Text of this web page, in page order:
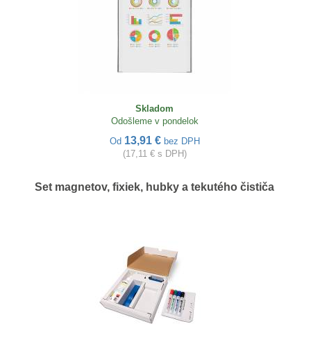
Skladom
Odošleme v pondelok
Od 13,91 € bez DPH
(17,11 € s DPH)
Set magnetov, fixiek, hubky a tekutého čističa